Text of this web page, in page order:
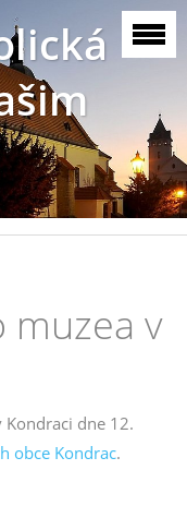
muzea v
dne 12.
obce Kondrac.